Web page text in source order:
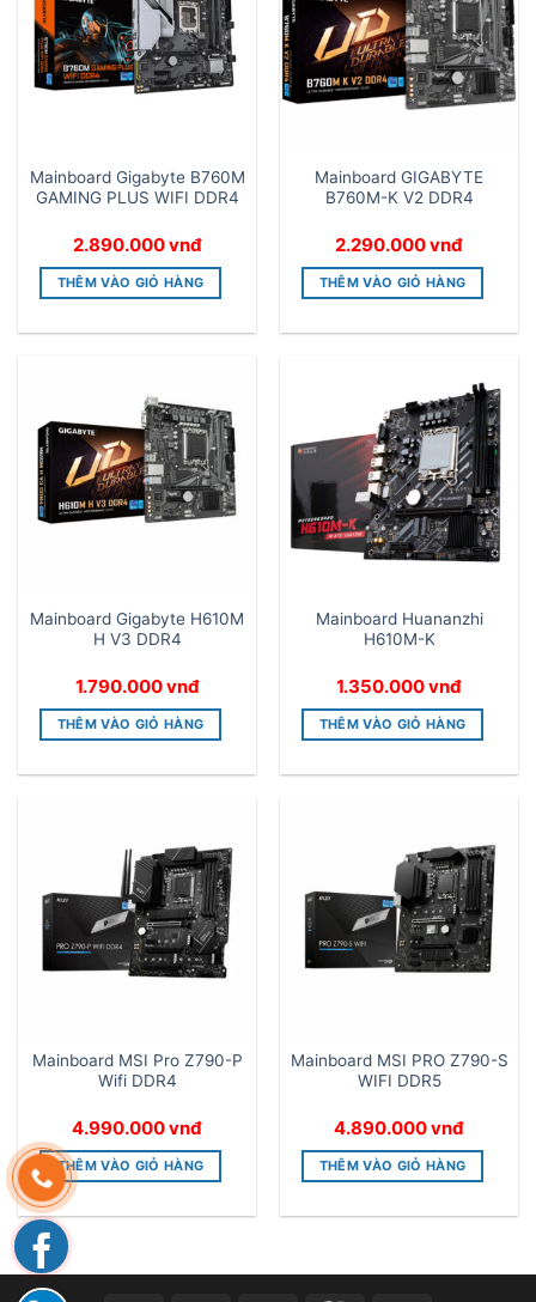
Mainboard Gigabyte B760M
GAMING PLUS WIFI DDR4
2.890.000vnđ
THÊM VÀO GIỎ HÀNG
Mainboard GIGABYTE
B760M-K V2 DDR4
2.290.000vnđ
THÊM VÀO GIỎ HÀNG
Mainboard Gigabyte H610M
H V3 DDR4
1.790.000vnđ
THÊM VÀO GIỎ HÀNG
Mainboard Huananzhi
H610M-K
1.350.000vnđ
THÊM VÀO GIỎ HÀNG
Mainboard MSI Pro Z790-P
Wifi DDR4
4.990.000vnđ
THÊM VÀO GIỎ HÀNG
Mainboard MSI PRO Z790-S
WIFI DDR5
4.890.000vnđ
THÊM VÀO GIỎ HÀNG